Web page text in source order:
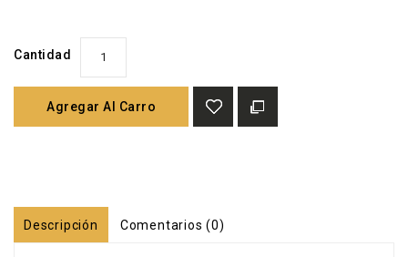
Cantidad
Agregar Al Carro
Descripción Comentarios (0)